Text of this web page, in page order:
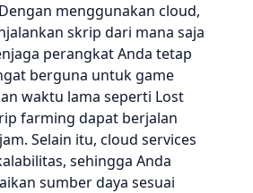
menggunakan cloud,
skrip dari mana saja
perangkat Anda tetap
berguna untuk game
waktu lama seperti Lost
farming dapat berjalan
Selain itu, cloud services
sehingga Anda
sumber daya sesuai